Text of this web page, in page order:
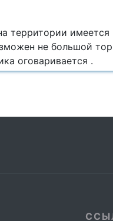
территории имеется
не большой
оговаривается .